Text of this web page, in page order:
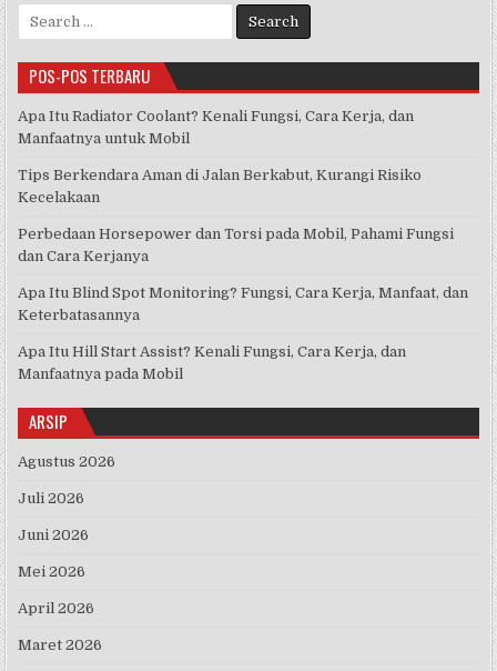
for:
POS-POS TERBARU
Apa Itu Radiator Coolant? Kenali Fungsi, Cara Kerja, dan
Manfaatnya untuk Mobil
Tips Berkendara Aman di Jalan Berkabut, Kurangi Risiko
Kecelakaan
Perbedaan Horsepower dan Torsi pada Mobil, Pahami Fungsi
dan Cara Kerjanya
Apa Itu Blind Spot Monitoring? Fungsi, Cara Kerja, Manfaat, dan
Keterbatasannya
Apa Itu Hill Start Assist? Kenali Fungsi, Cara Kerja, dan
Manfaatnya pada Mobil
ARSIP
Agustus 2026
Juli 2026
Juni 2026
Mei 2026
April 2026
Maret 2026